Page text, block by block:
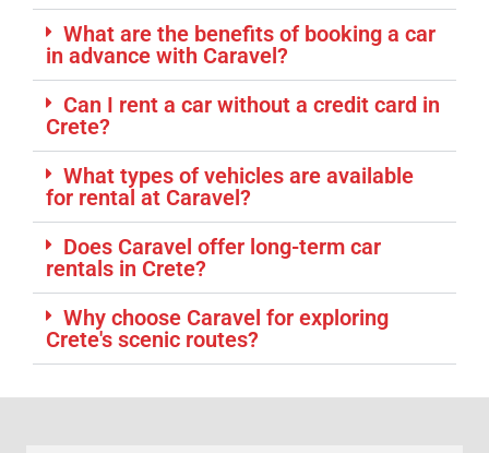
What are the benefits of booking a car
in advance with Caravel?
Can I rent a car without a credit card in
Crete?
What types of vehicles are available
for rental at Caravel?
Does Caravel offer long-term car
rentals in Crete?
Why choose Caravel for exploring
Crete's scenic routes?